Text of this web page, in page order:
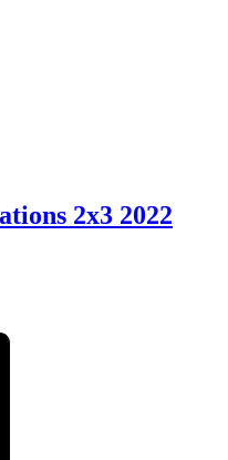
2x3 2022